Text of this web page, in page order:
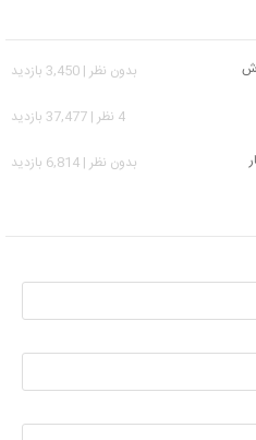
بدون نظر | 3,450 بازدید
4 نظر | 37,477 بازدید
بدون نظر | 6,814 بازدید